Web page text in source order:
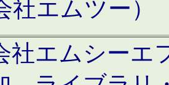
社エムツー）
社エムシーエ